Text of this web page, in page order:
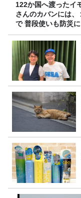
122か国へ渡ったイ
さんのカバンには、
で 普段使いも防災
強の棒が入っていた